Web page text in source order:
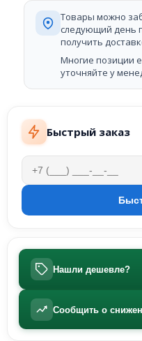
Быстрый заказ
Нашли дешевле?
Сообщить о
Товары можно
следующий день
получить
Многие позиции
уточняйте у